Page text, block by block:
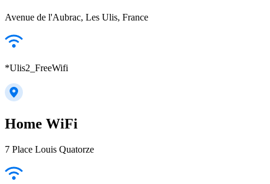
Avenue de l'Aubrac, Les Ulis, France
*Ulis2_FreeWifi
Home WiFi
7 Place Louis Quatorze